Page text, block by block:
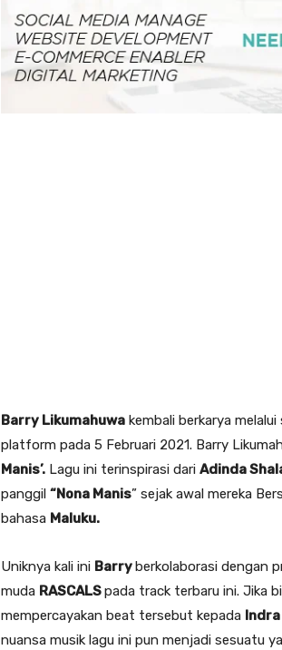
Barry Likumahuwa kembali berkarya
platform pada 5 Februari 2021. Barry
Manis’. Lagu ini terinspirasi dari Adinda
panggil “Nona Manis” sejak awal mereka
bahasa Maluku.
Uniknya kali ini Barryberkolaborasi dengan
muda RASCALSpada track terbaru ini. Jika
mempercayakan beat tersebut kepada
nuansa musik lagu ini pun menjadi sesuatu